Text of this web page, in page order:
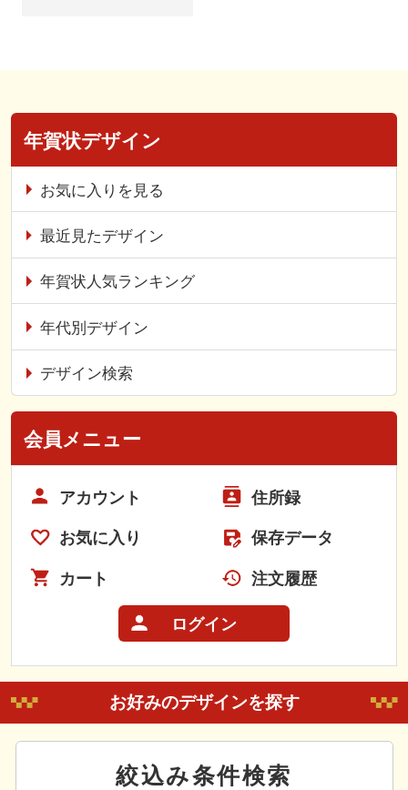
年賀状デザイン
お気に入りを見る
最近見たデザイン
年賀状人気ランキング
年代別デザイン
デザイン検索
会員メニュー
アカウント 住所録
お気に入り 保存データ
カート 注文履歴
ログイン
お好みのデザインを探す
絞込み条件検索